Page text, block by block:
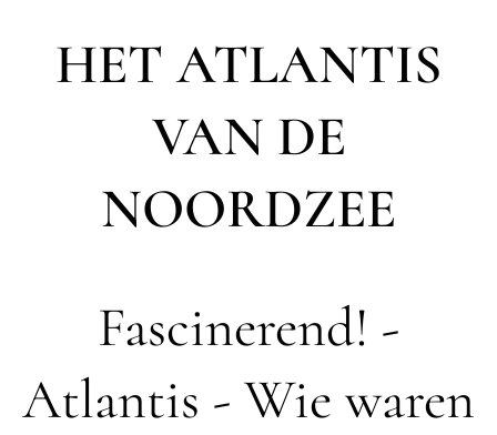
HET ATLANTIS
VAN DE
NOORDZEE
Fascinerend! -
Atlantis - Wie waren